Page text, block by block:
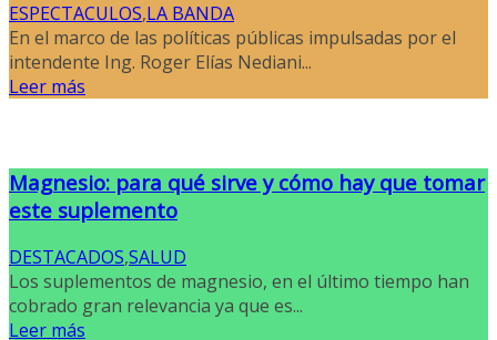
ESPECTACULOS,LA BANDA
En el marco de las políticas públicas impulsadas por el
intendente Ing. Roger Elías Nediani...
Leer más
Magnesio: para qué sirve y cómo hay que tomar
este suplemento
DESTACADOS,SALUD
Los suplementos de magnesio, en el último tiempo han
cobrado gran relevancia ya que es...
Leer más